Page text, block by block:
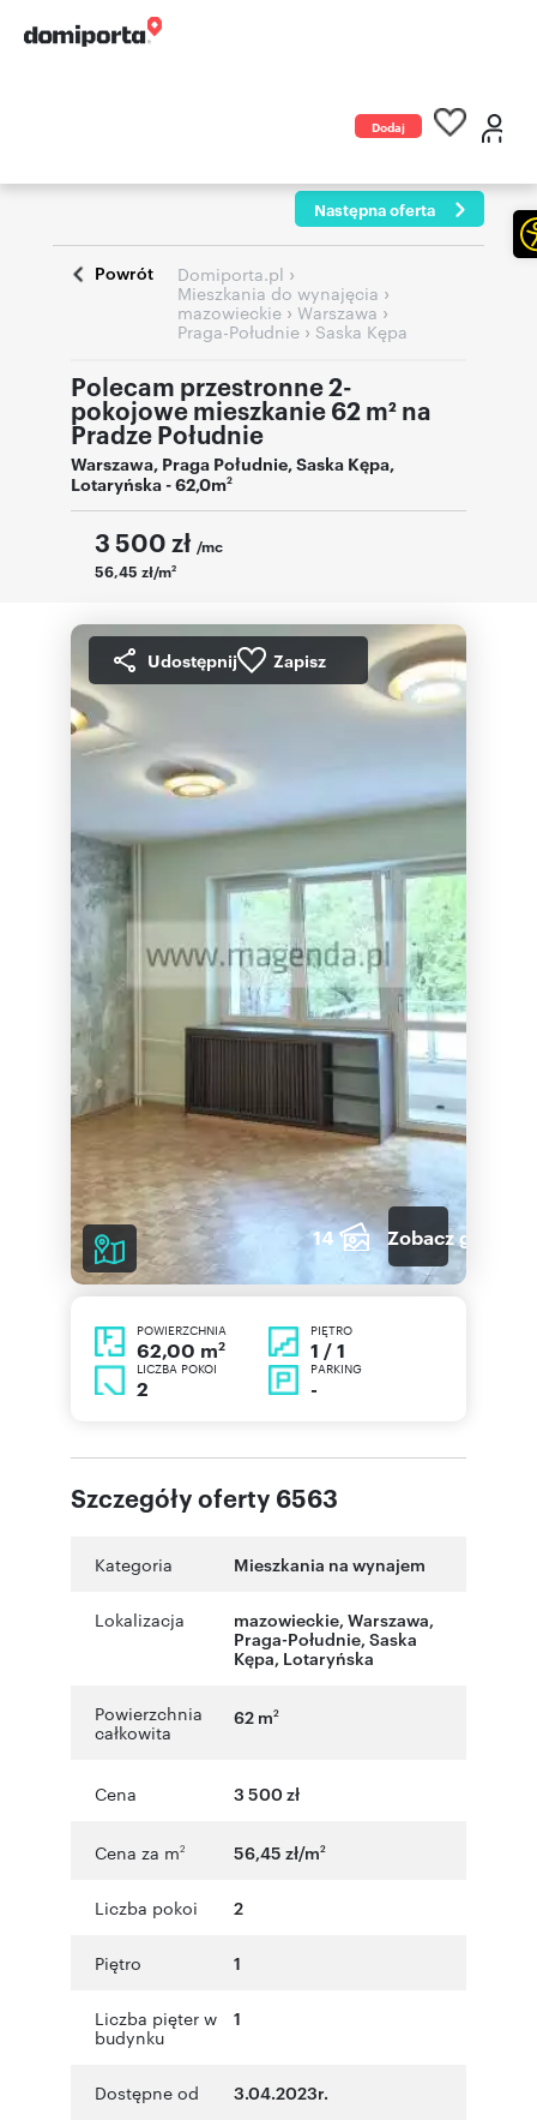
Dodaj
Następna oferta
Powrót Domiporta.pl ›
Mieszkania do wynajęcia ›
mazowieckie › Warszawa ›
Praga-Południe › Saska Kępa
Polecam przestronne 2-
pokojowe mieszkanie 62 m² na
Pradze Południe
Warszawa, Praga Południe,Saska Kępa,
Lotaryńska- 62,0m2
3 500 zł /mc
56,45 zł/m2
Udostępnij Zapisz
14 Zobacz galerię
POWIERZCHNIA
62,00 m2
PIĘTRO
1 / 1
LICZBA POKOI
2
PARKING
-
Szczegóły oferty 6563
Kategoria Mieszkania na wynajem
Lokalizacja mazowieckie, Warszawa,
Praga-Południe, Saska
Kępa, Lotaryńska
Powierzchnia
całkowita
62 m2
Cena 3 500 zł
Cena za m2 56,45 zł/m2
Liczba pokoi 2
Piętro 1
Liczba pięter w
budynku
1
Dostępne od 3.04.2023r.